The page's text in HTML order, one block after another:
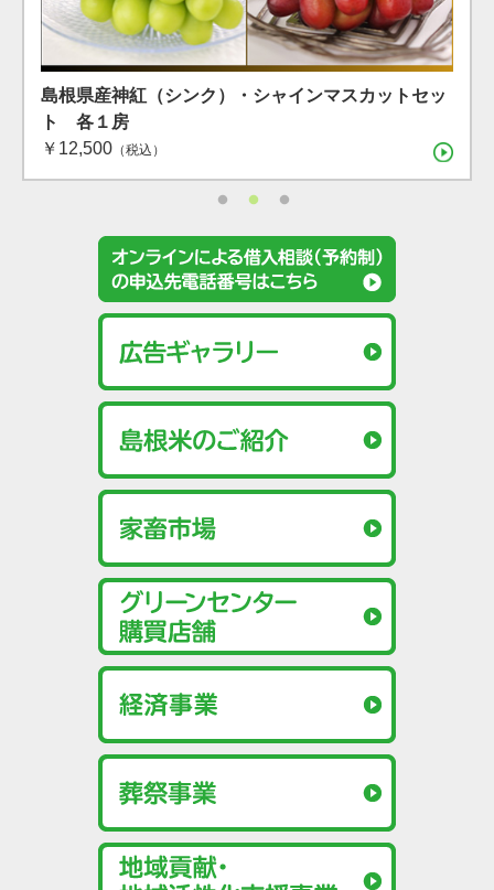
島根県産 シャインマスカット １房（600g）（7月下
旬〜8月上旬）
（税込）
島根県産神紅（シンク）・シャインマスカットセッ
ト 各１房
￥12,500 （税込）
島根県産 アールスメロン2玉箱
（税込）